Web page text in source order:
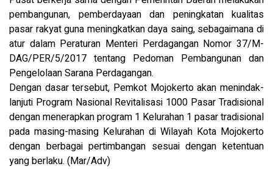
pembangunan, pemberdayaan dan peningkatan kualitas
pasar rakyat guna meningkatkan daya saing, sebagaimana di
atur dalam Peraturan Menteri Perdagangan Nomor 37/M-
DAG/PER/5/2017 tentang Pedoman Pembangunan dan
Pengelolaan Sarana Perdagangan.
Dengan dasar tersebut, Pemkot Mojokerto akan menindak-
lanjuti Program Nasional Revitalisasi 1000 Pasar Tradisional
dengan menerapkan program 1 Kelurahan 1 pasar tradisional
pada masing-masing Kelurahan di Wilayah Kota Mojokerto
dengan berbagai pertimbangan sesuai dengan ketentuan
yang berlaku. (Mar/Adv)